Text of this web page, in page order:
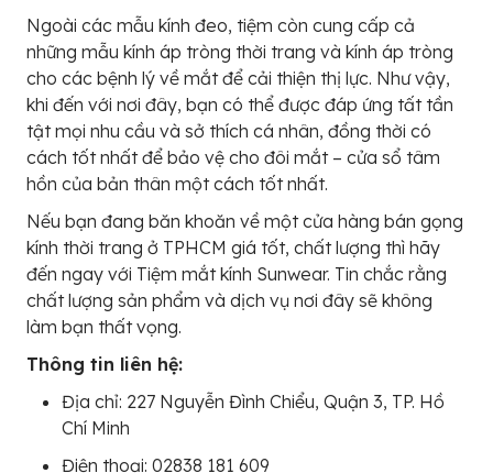
Ngoài các mẫu kính đeo, tiệm còn cung cấp cả
những mẫu kính áp tròng thời trang và kính áp tròng
cho các bệnh lý về mắt để cải thiện thị lực. Như vậy,
khi đến với nơi đây, bạn có thể được đáp ứng tất tần
tật mọi nhu cầu và sở thích cá nhân, đồng thời có
cách tốt nhất để bảo vệ cho đôi mắt – cửa sổ tâm
hồn của bản thân một cách tốt nhất.
Nếu bạn đang băn khoăn về một cửa hàng bán gọng
kính thời trang ở TPHCM giá tốt, chất lượng thì hãy
đến ngay với Tiệm mắt kính Sunwear. Tin chắc rằng
chất lượng sản phẩm và dịch vụ nơi đây sẽ không
làm bạn thất vọng.
Thông tin liên hệ:
Địa chỉ: 227 Nguyễn Đình Chiểu, Quận 3, TP. Hồ
Chí Minh
Điện thoại: 02838 181 609